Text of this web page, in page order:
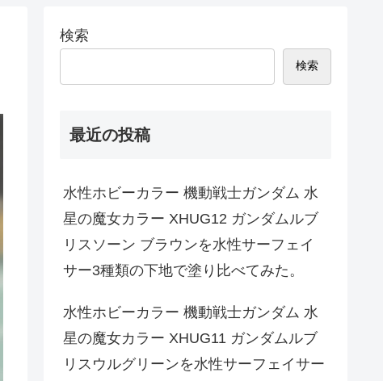
検索
検索
最近の投稿
水性ホビーカラー 機動戦士ガンダム 水
星の魔女カラー XHUG12 ガンダムルブ
リスソーン ブラウンを水性サーフェイ
サー3種類の下地で塗り比べてみた。
水性ホビーカラー 機動戦士ガンダム 水
星の魔女カラー XHUG11 ガンダムルブ
リスウルグリーンを水性サーフェイサー